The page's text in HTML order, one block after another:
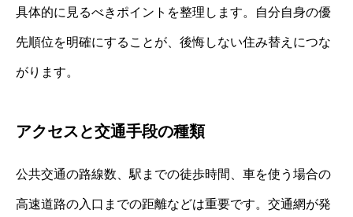
具体的に見るべきポイントを整理します。自分自身の優
先順位を明確にすることが、後悔しない住み替えにつな
がります。
アクセスと交通手段の種類
公共交通の路線数、駅までの徒歩時間、車を使う場合の
高速道路の入口までの距離などは重要です。交通網が発